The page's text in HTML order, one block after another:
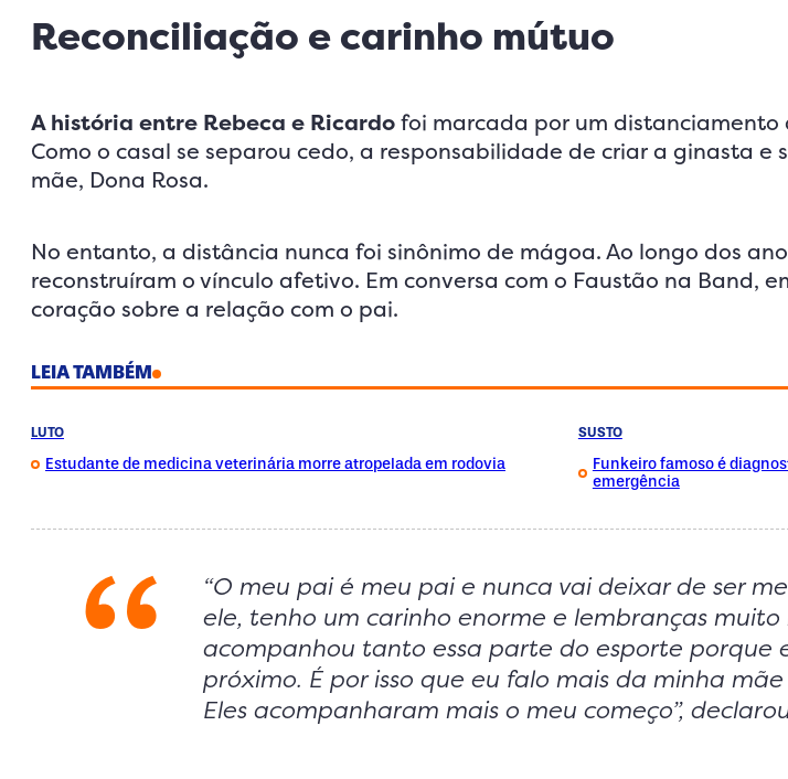
Reconciliação e carinho mútuo
A história entre Rebeca e Ricardofoi marcada por um
Como o casal se separou cedo, a responsabilidade de criar a ginasta e
mãe, Dona Rosa.
No entanto, a distância nunca foi sinônimo de mágoa. Ao longo dos
reconstruíram o vínculo afetivo. Em conversa com o Faustão na Band,
coração sobre a relação com o pai.
LEIA TAMBÉM
LUTO
Estudante de medicina veterinária morre atropelada em rodovia
SUSTO
Funkeiro famoso é
emergência
“O meu pai é meu pai e nunca vai deixar de ser
ele, tenho um carinho enorme e lembranças
acompanhou tanto essa parte do esporte porque
próximo. É por isso que eu falo mais da minha
Eles acompanharam mais o meu começo”,